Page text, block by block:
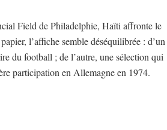
Field de Philadelphie, Haïti affronte le
l’affiche semble déséquilibrée : d’un
du football ; de l’autre, une sélection qui
participation en Allemagne en 1974.